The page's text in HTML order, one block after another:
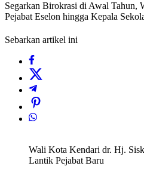
Segarkan Birokrasi di Awal Tahun,
Pejabat Eselon hingga Kepala
Sebarkan artikel ini
Wali Kota Kendari dr. Hj.
Lantik Pejabat Baru